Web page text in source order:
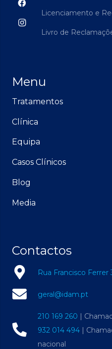
Licenciamento e
Livro de
Menu
Tratamentos
Clínica
Equipa
Casos Clínicos
Blog
Media
Contactos
Rua Francisco Ferrer
geral@idam.pt
210 169 260 |
932 014 494 |
nacional